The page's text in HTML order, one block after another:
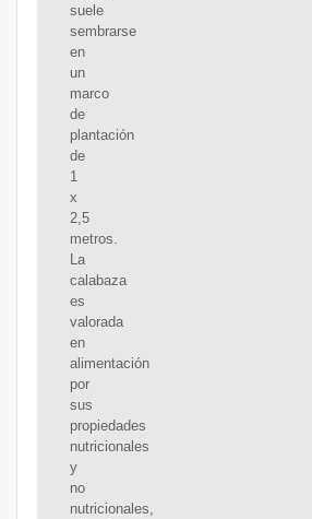
suele
sembrarse
en
un
marco
de
plantación
de
1
x
2,5
metros.
La
calabaza
es
valorada
en
alimentación
por
sus
propiedades
nutricionales
y
no
nutricionales,